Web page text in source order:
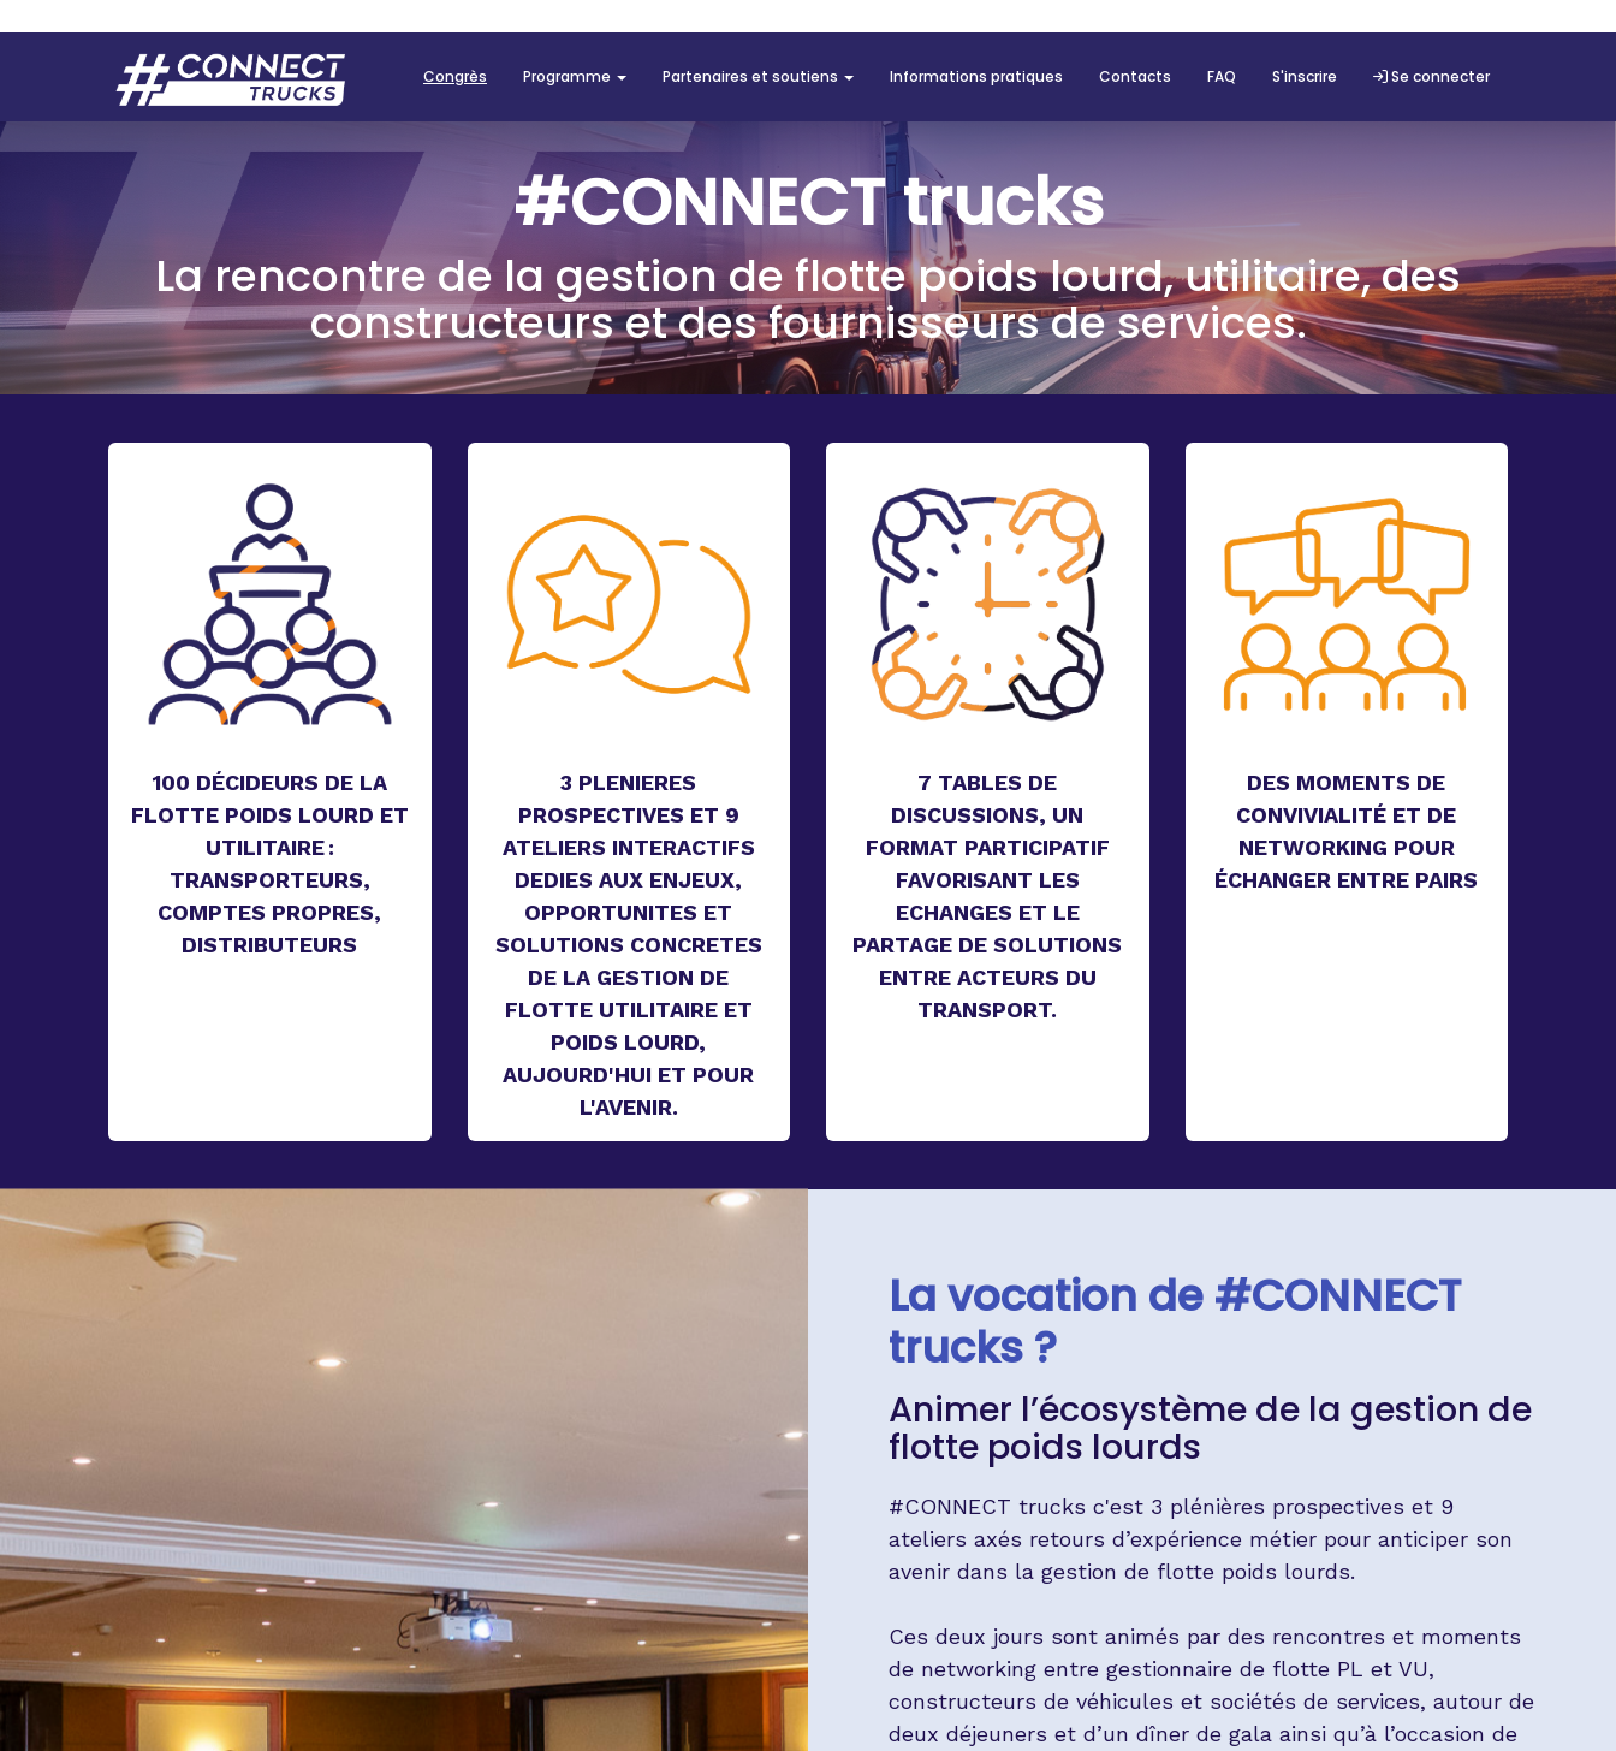
Congrès Programme Partenaires et soutiens Informations pratiques Contacts FAQ S'inscrire Se connecter
#CONNECT trucks
La rencontre de la gestion de flotte poids lourd, utilitaire, des
constructeurs et des fournisseurs de services.
100 DÉCIDEURS DE LA
FLOTTE POIDS LOURD ET
UTILITAIRE :
TRANSPORTEURS,
COMPTES PROPRES,
DISTRIBUTEURS
3 PLENIERES
PROSPECTIVES ET 9
ATELIERS INTERACTIFS
DEDIES AUX ENJEUX,
OPPORTUNITES ET
SOLUTIONS CONCRETES
DE LA GESTION DE
FLOTTE UTILITAIRE ET
POIDS LOURD,
AUJOURD'HUI ET POUR
L'AVENIR.
7 TABLES DE
DISCUSSIONS, UN
FORMAT PARTICIPATIF
FAVORISANT LES
ECHANGES ET LE
PARTAGE DE SOLUTIONS
ENTRE ACTEURS DU
TRANSPORT.
DES MOMENTS DE
CONVIVIALITÉ ET DE
NETWORKING POUR
ÉCHANGER ENTRE PAIRS
La vocation de #CONNECT
trucks ?
Animer l’écosystème de la gestion de
flotte poids lourds
#CONNECT trucks c'est 3 plénières prospectives et 9
ateliers axés retours d’expérience métier pour anticiper son
avenir dans la gestion de flotte poids lourds.
Ces deux jours sont animés par des rencontres et moments
de networking entre gestionnaire de flotte PL et VU,
constructeurs de véhicules et sociétés de services, autour de
deux déjeuners et d’un dîner de gala ainsi qu’à l’occasion de